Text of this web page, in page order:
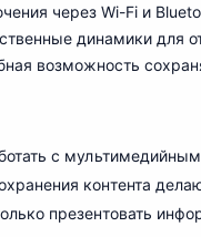
через Wi-Fi и
динамики для
возможность
с
контента
презентовать